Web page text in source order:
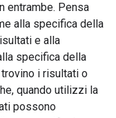
entrambe. Pensa
alla specifica della
e alla
specifica della
i risultati o
quando utilizzi la
possono